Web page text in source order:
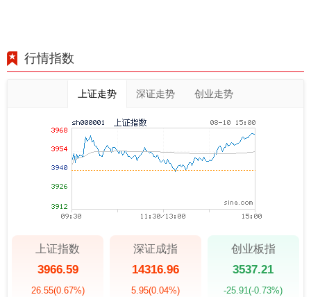
行情指数
上证走势 深证走势 创业走势
上证指数
3966.59
26.55(0.67%)
深证成指
14316.96
5.95(0.04%)
创业板指
3537.21
-25.91(-0.73%)